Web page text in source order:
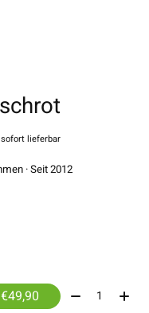
lieferbar
· Seit 2012
— €49,90 Menge: